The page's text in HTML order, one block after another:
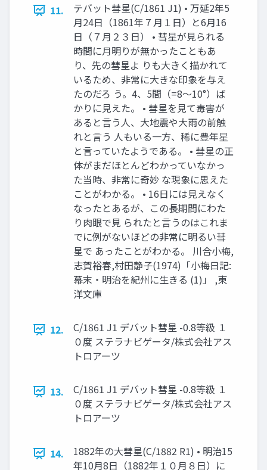
11.
テバット彗星(C/1861 J1) • 万延2年5
月24日（1861年７月１日）と6月16
日（７月２３日） • 彗星が見られる
時間に月明りが無かったこともあ
り、先の彗星よ りも大きく描かれて
いるため、非常に大きな印象を与え
たのだろ う。4、5間（=8～10°）ば
かりに見えた。 • 彗星を見て毒害が
あると言う人、大地震や大雨の前触
れと言う 人もいる一方、稀に豊年星
と言っていたようである。 • 彗星の正
体がまだほとんどわかっていなかっ
た当時、非常に奇妙 な現象に思えた
ことがわかる。 • 16日には見えなく
なったとあるが、この長期間にわた
り肉眼で見 られたと言うのはこれま
でに例がないほどの非常に明るい彗
星で あったことがわかる。 川合小梅,
志賀裕春,村田静子(1974)「小梅日記:
幕末・明治を紀州に生きる (1)」 ,東
洋文庫
12.
C/1861 J1 デバット彗星 -0.8等級 １
０度 ステラナビゲータ/株式会社アス
トロアーツ
13.
C/1861 J1 デバット彗星 -0.8等級 １
０度 ステラナビゲータ/株式会社アス
トロアーツ
14.
1882年の大彗星(C/1882 R1) • 明治15
年10月8日（1882年１０月８日）に